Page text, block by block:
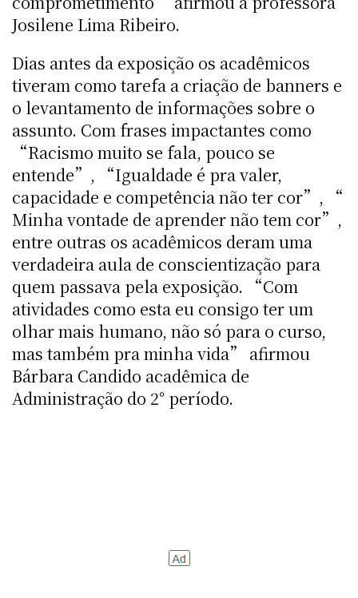
Josilene Lima Ribeiro.
Dias antes da exposição os acadêmicos
tiveram como tarefa a criação de banners e
o levantamento de informações sobre o
assunto. Com frases impactantes como
“Racismo muito se fala, pouco se
entende”, “Igualdade é pra valer,
capacidade e competência não ter cor”, “
Minha vontade de aprender não tem cor”,
entre outras os acadêmicos deram uma
verdadeira aula de conscientização para
quem passava pela exposição. “Com
atividades como esta eu consigo ter um
olhar mais humano, não só para o curso,
mas também pra minha vida” afirmou
Bárbara Candido acadêmica de
Administração do 2° período.